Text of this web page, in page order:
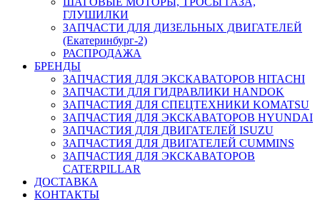
ГЛУШИЛКИ
ЗАПЧАСТИ ДЛЯ ДИЗЕЛЬНЫХ ДВИГАТЕЛЕЙ
(Екатеринбург-2)
РАСПРОДАЖА
БРЕНДЫ
ЗАПЧАСТИЯ ДЛЯ ЭКСКАВАТОРОВ HITACHI
ЗАПЧАСТИ ДЛЯ ГИДРАВЛИКИ HANDOK
ЗАПЧАСТИЯ ДЛЯ СПЕЦТЕХНИКИ KOMATSU
ЗАПЧАСТИЯ ДЛЯ ЭКСКАВАТОРОВ HYUNDAI
ЗАПЧАСТИЯ ДЛЯ ДВИГАТЕЛЕЙ ISUZU
ЗАПЧАСТИЯ ДЛЯ ДВИГАТЕЛЕЙ CUMMINS
ЗАПЧАСТИЯ ДЛЯ ЭКСКАВАТОРОВ
CATERPILLAR
ДОСТАВКА
КОНТАКТЫ